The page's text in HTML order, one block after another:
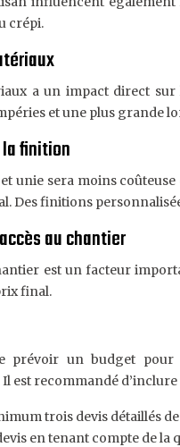
crépi.
a un impact direct
et une plus grande
finition
unie sera moins
Des finitions
au chantier
est un facteur
final.
prévoir un budget pour
est recommandé
trois devis détaillés
en tenant compte de la